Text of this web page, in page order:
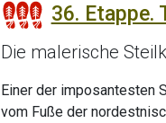
36. Etappe.
Die malerische
Einer der imposantesten
vom Fuße der